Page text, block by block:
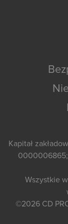
Kapitał
0000006865;
Wszystkie
©2026 CD